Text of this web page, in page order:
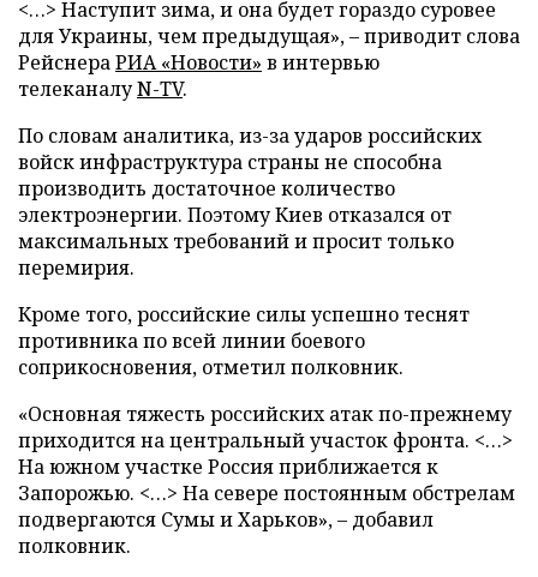
<…> Наступит зима, и она будет гораздо суровее
для Украины, чем предыдущая», – приводит слова
РейснераРИА «Новости» в интервью
телеканалуN-TV.
По словам аналитика, из-за ударов российских
войск инфраструктура страны не способна
производить достаточное количество
электроэнергии. Поэтому Киев отказался от
максимальных требований и просит только
перемирия.
Кроме того, российские силы успешно теснят
противника по всей линии боевого
соприкосновения, отметил полковник.
«Основная тяжесть российских атак по-прежнему
приходится на центральный участок фронта. <…>
На южном участке Россия приближается к
Запорожью. <…> На севере постоянным обстрелам
подвергаются Сумы и Харьков», – добавил
полковник.